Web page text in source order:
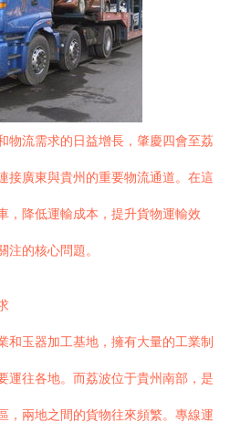
物流需求的日益增長，肇慶四會至荔
接廣東與貴州的重要物流通道。在這
，降低運輸成本，提升貨物運輸效
注的核心問題。
和玉器加工基地，擁有大量的工業制
運往各地。而荔波位于貴州南部，是
，兩地之間的貨物往來頻繁。專線運